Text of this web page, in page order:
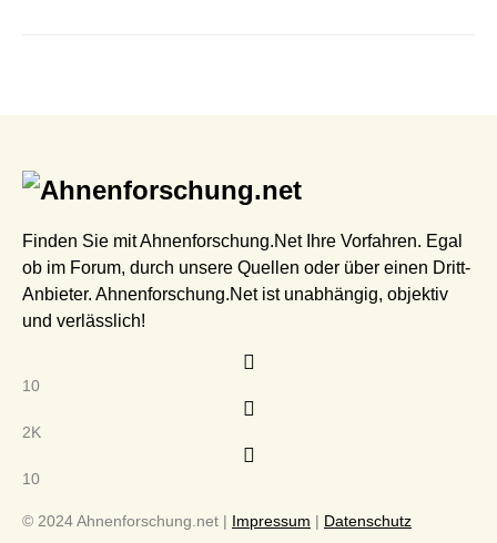
Finden Sie mit Ahnenforschung.Net Ihre Vorfahren. Egal
ob im Forum, durch unsere Quellen oder über einen Dritt-
Anbieter. Ahnenforschung.Net ist unabhängig, objektiv
und verlässlich!
10
2K
10
© 2024 Ahnenforschung.net | Impressum | Datenschutz